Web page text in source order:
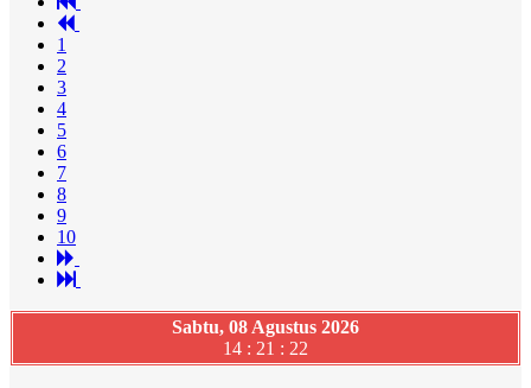
1
2
3
4
5
6
7
8
9
10
Sabtu, 08 Agustus 2026
14 : 21 : 23